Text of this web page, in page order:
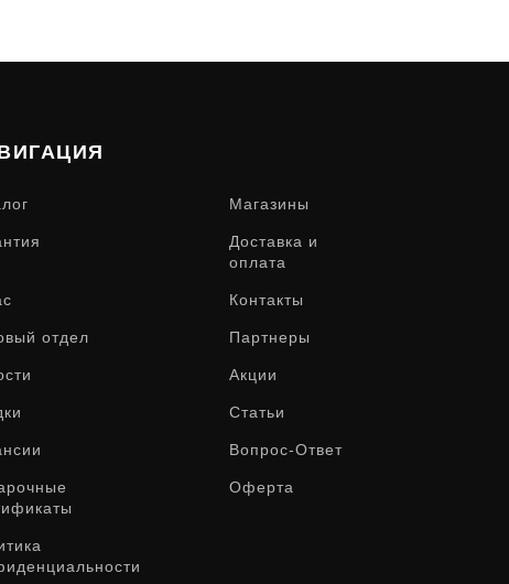
Магазины
Доставка и
оплата
Контакты
отдел Партнеры
Акции
Статьи
Вопрос-Ответ
Оферта